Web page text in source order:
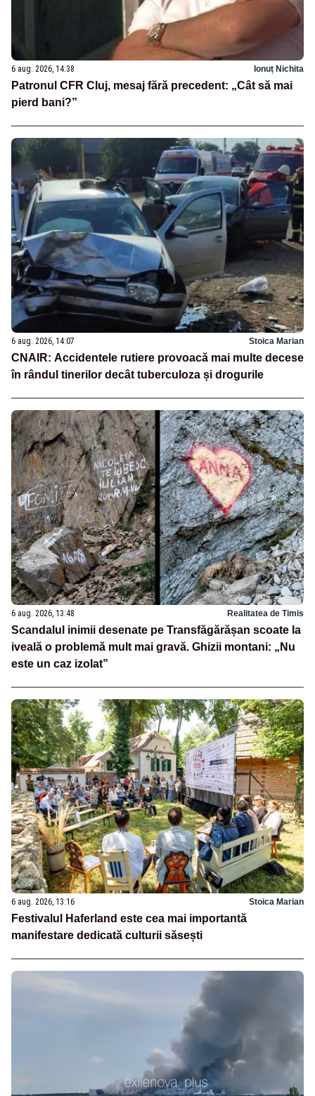
6 aug. 2026, 14:38 Ionuț Nichita
Patronul CFR Cluj, mesaj fără precedent: „Cât să mai
pierd bani?”
6 aug. 2026, 14:07 Stoica Marian
CNAIR: Accidentele rutiere provoacă mai multe decese
în rândul tinerilor decât tuberculoza și drogurile
6 aug. 2026, 13:48 Realitatea de Timis
Scandalul inimii desenate pe Transfăgărășan scoate la
iveală o problemă mult mai gravă. Ghizii montani: „Nu
este un caz izolat”
6 aug. 2026, 13:16 Stoica Marian
Festivalul Haferland este cea mai importantă
manifestare dedicată culturii săsești